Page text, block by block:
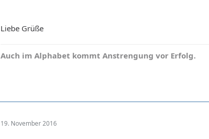
Liebe Grüße
Auch im Alphabet kommt Anstrengung vor Erfolg.
19. November 2016